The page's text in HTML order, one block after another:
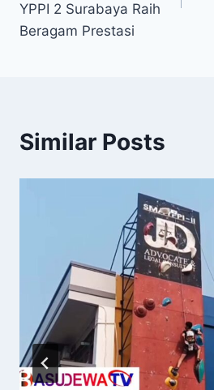
YPPI 2 Surabaya Raih
Beragam Prestasi
Similar Posts